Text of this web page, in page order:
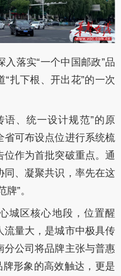
落实“一个中国邮政”品
扎下根、开出花”的一次
语、统一设计规范”的原
省可布设点位进行系统梳
作为首批突破重点。通
同、凝聚共识，率先在这
”。
城区核心地段，位置醒
流量大，是城市中极具传
分公司将品牌主张与普惠
牌形象的高效触达，更是